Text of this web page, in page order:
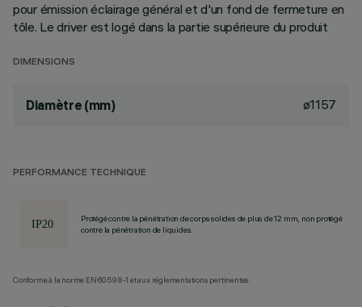
pour émission éclairage général et d'un fond de fermeture en
tôle. Le driver est logé dans la partie supérieure du produit
DIMENSIONS
Diamètre (mm) ø1157
PERFORMANCE TECHNIQUE
Protégé contre la pénétration de corps solides de plus de 12 mm, non protégé
contre la pénétration de liquides.
Conforme à la norme EN60598-1 et aux réglementations pertinentes.